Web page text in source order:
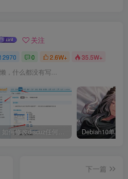
关注
2970 0 2.6W+ 35.5W+
，什么都没有写...
如何修改discuz任何模板的编辑器默认字体类型和默认字体大小
下一篇